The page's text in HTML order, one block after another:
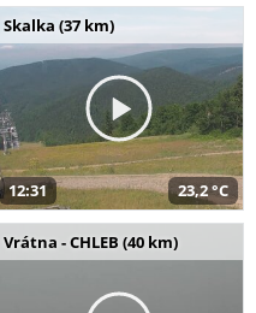
Skalka (37 km)
12:31 23,2 °C
Vrátna - CHLEB (40 km)